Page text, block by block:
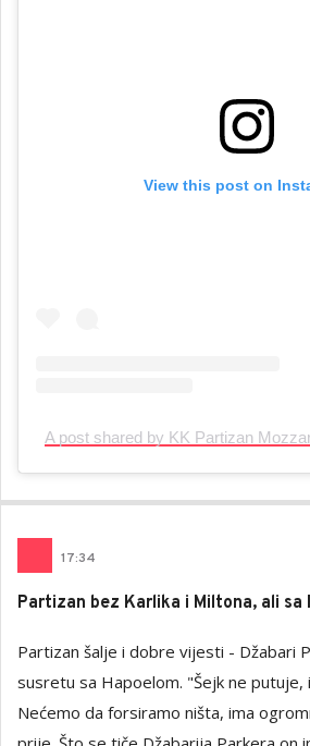
View this post on
A post shared by KK Partizan
17:34
Partizan bez Karlika i Miltona, ali sa
Partizan šalje i dobre vijesti - Džabari
susretu sa Hapoelom. "Šejk ne
Nećemo da forsiramo ništa, ima